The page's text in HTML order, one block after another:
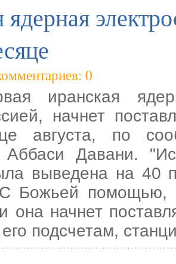
0
иранская
начнет
августа, по
Аббаси Давани.
выведена на 40
Божьей помощью,
она начнет
подсчетам,